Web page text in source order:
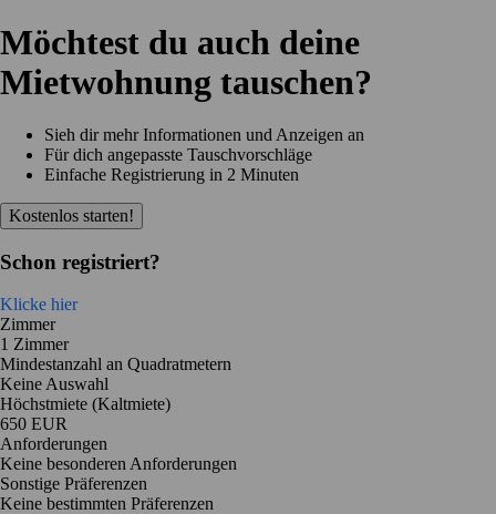
Möchtest du auch deine
Mietwohnung tauschen?
Sieh dir mehr Informationen und Anzeigen an
Für dich angepasste Tauschvorschläge
Einfache Registrierung in 2 Minuten
Kostenlos starten!
Schon registriert?
Klicke hier
Zimmer
1 Zimmer
Mindestanzahl an Quadratmetern
Keine Auswahl
Höchstmiete (Kaltmiete)
650 EUR
Anforderungen
Keine besonderen Anforderungen
Sonstige Präferenzen
Keine bestimmten Präferenzen